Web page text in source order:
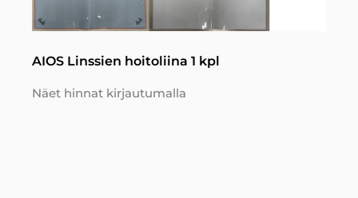
AIOS Linssien hoitoliina 1 kpl
Näet hinnat kirjautumalla